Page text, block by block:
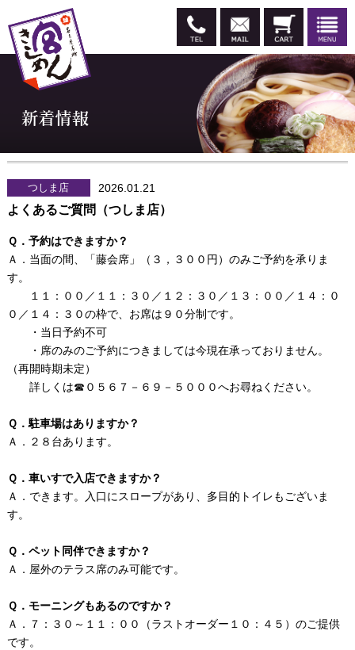
つしま店 2026.01.21
よくあるご質問（つしま店）
Ｑ．予約はできますか？
Ａ．当面の間、「藤会席」（３，３００円）のみご予約を承りま
す。
１１：００／１１：３０／１２：３０／１３：００／１４：０
０／１４：３０の枠で、お席は９０分制です。
・当日予約不可
・席のみのご予約につきましては今現在承っておりません。
（再開時期未定）
詳しくは☎０５６７－６９－５０００へお尋ねください。
Ｑ．駐車場はありますか？
Ａ．２８台あります。
Ｑ．車いすで入店できますか？
Ａ．できます。入口にスロープがあり、多目的トイレもございま
す。
Ｑ．ペット同伴できますか？
Ａ．屋外のテラス席のみ可能です。
Ｑ．モーニングもあるのですか？
Ａ．７：３０～１１：００（ラストオーダー１０：４５）のご提供
です。